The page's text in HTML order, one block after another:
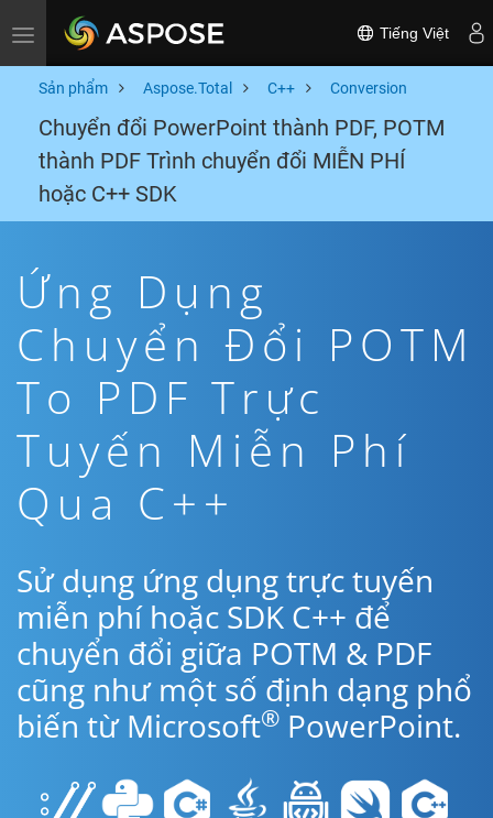
Toggle navigation Tiếng Việt
Sản phẩm Aspose.Total C++ Conversion
Chuyển đổi PowerPoint thành PDF, POTM
thành PDF Trình chuyển đổi MIỄN PHÍ
hoặc C++ SDK
Ứng Dụng
Chuyển Đổi POTM
To PDF Trực
Tuyến Miễn Phí
Qua C++
Sử dụng ứng dụng trực tuyến
miễn phí hoặc SDK C++ để
chuyển đổi giữa POTM & PDF
cũng như một số định dạng phổ
biến từ Microsoft® PowerPoint.